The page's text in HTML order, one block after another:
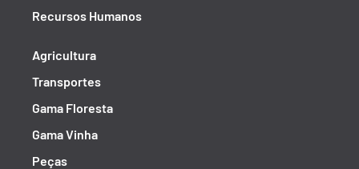
Recursos Humanos
Agricultura
Transportes
Gama Floresta
Gama Vinha
Peças